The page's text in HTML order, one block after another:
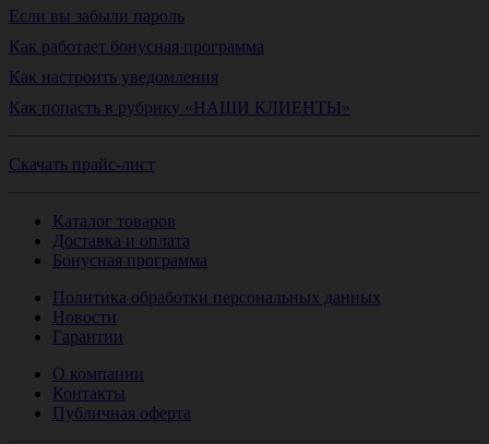
Если вы забыли пароль
Как работает бонусная программа
Как настроить уведомления
Как попасть в рубрику «НАШИ КЛИЕНТЫ»
Скачать прайс-лист
Каталог товаров
Доставка и оплата
Бонусная программа
Политика обработки персональных данных
Новости
Гарантии
О компании
Контакты
Публичная оферта